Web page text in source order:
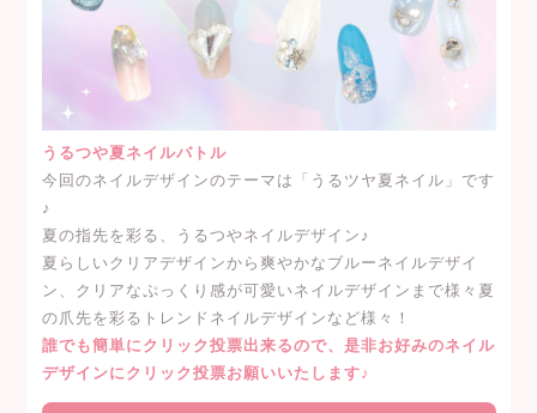
うるつや夏ネイルバトル
今回のネイルデザインのテーマは「うるツヤ夏ネイル」です
♪
夏の指先を彩る、うるつやネイルデザイン♪
夏らしいクリアデザインから爽やかなブルーネイルデザイ
ン、クリアなぷっくり感が可愛いネイルデザインまで様々夏
の爪先を彩るトレンドネイルデザインなど様々！
誰でも簡単にクリック投票出来るので、是非お好みのネイル
デザインにクリック投票お願いいたします♪